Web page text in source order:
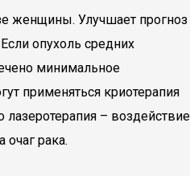
женщины. Улучшает прогноз
опухоль средних
минимальное
применяться криотерапия
лазеротерапия – воздействие
рака.